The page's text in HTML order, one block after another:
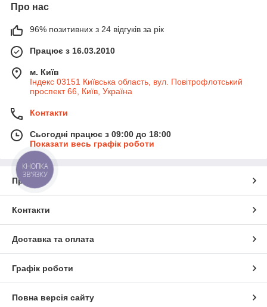
Про нас
96% позитивних з 24 відгуків за рік
Працює з 16.03.2010
м. Київ
Індекс 03151 Київська область, вул. Повітрофлотський
проспект 66, Київ, Україна
Контакти
Сьогодні працює з 09:00 до 18:00
Показати весь графік роботи
Про нас
Контакти
Доставка та оплата
Графік роботи
Повна версія сайту
КНОПКА
ЗВ'ЯЗКУ